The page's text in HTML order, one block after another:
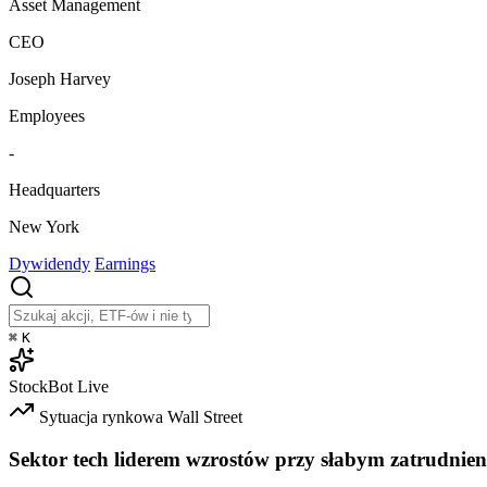
Asset Management
CEO
Joseph Harvey
Employees
-
Headquarters
New York
Dywidendy Earnings
⌘ K
StockBot Live
Sytuacja rynkowa Wall Street
Sektor tech liderem wzrostów przy słabym